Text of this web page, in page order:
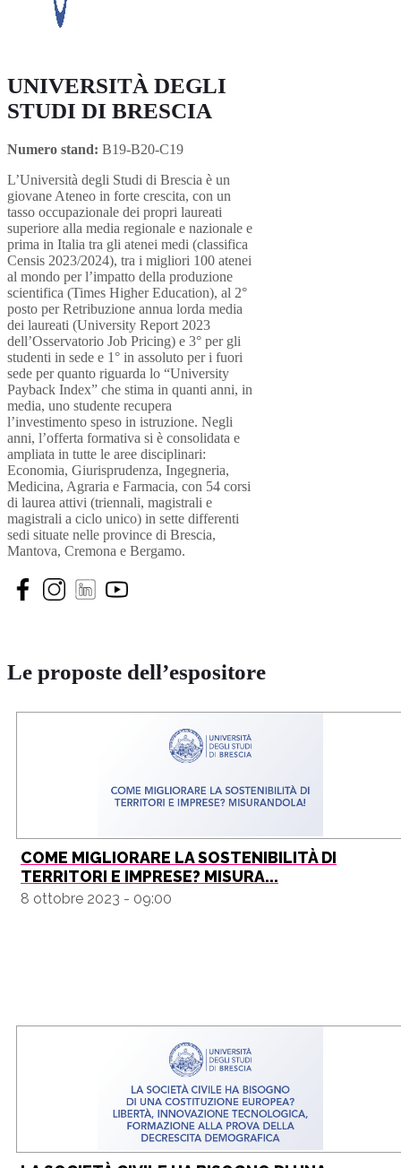
UNIVERSITÀ DEGLI
STUDI DI BRESCIA
Numero stand: B19-B20-C19
L’Università degli Studi di Brescia è un
giovane Ateneo in forte crescita, con un
tasso occupazionale dei propri laureati
superiore alla media regionale e nazionale e
prima in Italia tra gli atenei medi (classifica
Censis 2023/2024), tra i migliori 100 atenei
al mondo per l’impatto della produzione
scientifica (Times Higher Education), al 2°
posto per Retribuzione annua lorda media
dei laureati (University Report 2023
dell’Osservatorio Job Pricing) e 3° per gli
studenti in sede e 1° in assoluto per i fuori
sede per quanto riguarda lo “University
Payback Index” che stima in quanti anni, in
media, uno studente recupera
l’investimento speso in istruzione. Negli
anni, l’offerta formativa si è consolidata e
ampliata in tutte le aree disciplinari:
Economia, Giurisprudenza, Ingegneria,
Medicina, Agraria e Farmacia, con 54 corsi
di laurea attivi (triennali, magistrali e
magistrali a ciclo unico) in sette differenti
sedi situate nelle province di Brescia,
Mantova, Cremona e Bergamo.
Le proposte dell’espositore
COME MIGLIORARE LA SOSTENIBILITÀ DI
TERRITORI E IMPRESE? MISURA...
8 ottobre 2023 - 09:00